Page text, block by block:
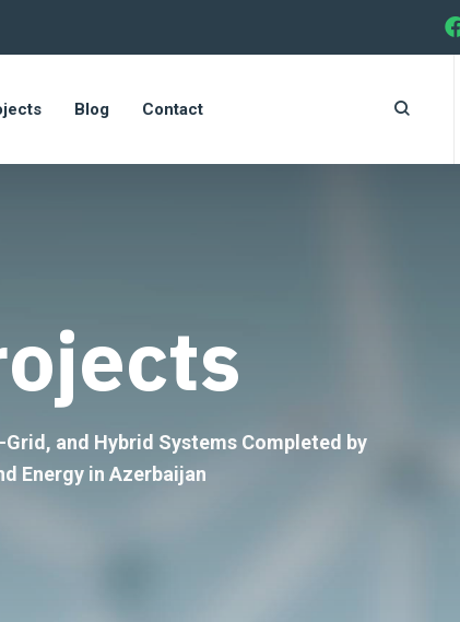
Blog Contact
and Hybrid Systems Completed by
Energy in Azerbaijan